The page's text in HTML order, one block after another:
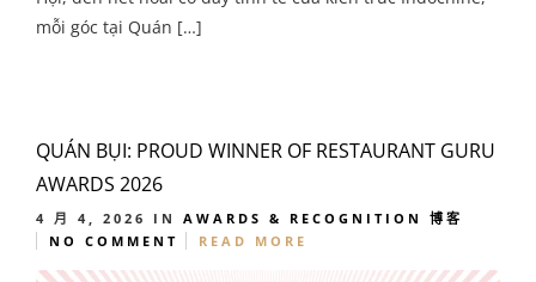
mỗi góc tại Quán […]
QUÁN BỤI: PROUD WINNER OF RESTAURANT GURU
AWARDS 2026
4 月 4, 2026 IN AWARDS & RECOGNITION
博客
NO COMMENT
READ MORE